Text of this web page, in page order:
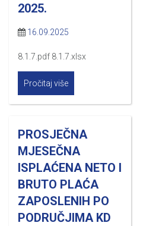
2025.
16.09.2025
8.1.7.pdf 8.1.7.xlsx
Pročitaj više
PROSJEČNA
MJESEČNA
ISPLAĆENA NETO I
BRUTO PLAĆA
ZAPOSLENIH PO
PODRUČJIMA KD